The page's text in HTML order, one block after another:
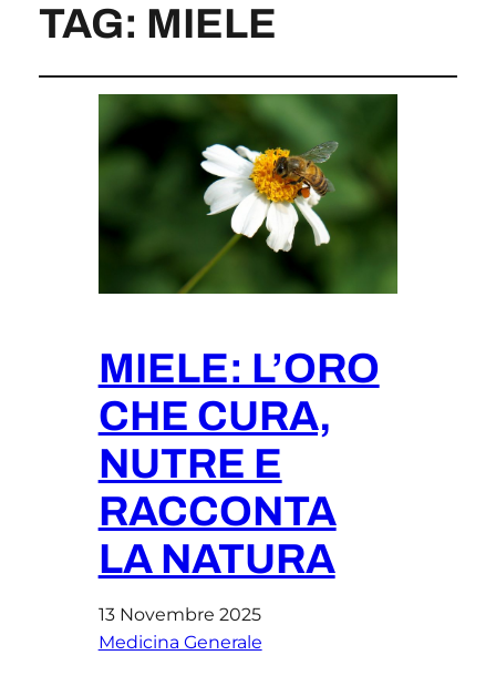
TAG: MIELE
MIELE: L’ORO
CHE CURA,
NUTRE E
RACCONTA
LA NATURA
13 Novembre 2025
Medicina Generale